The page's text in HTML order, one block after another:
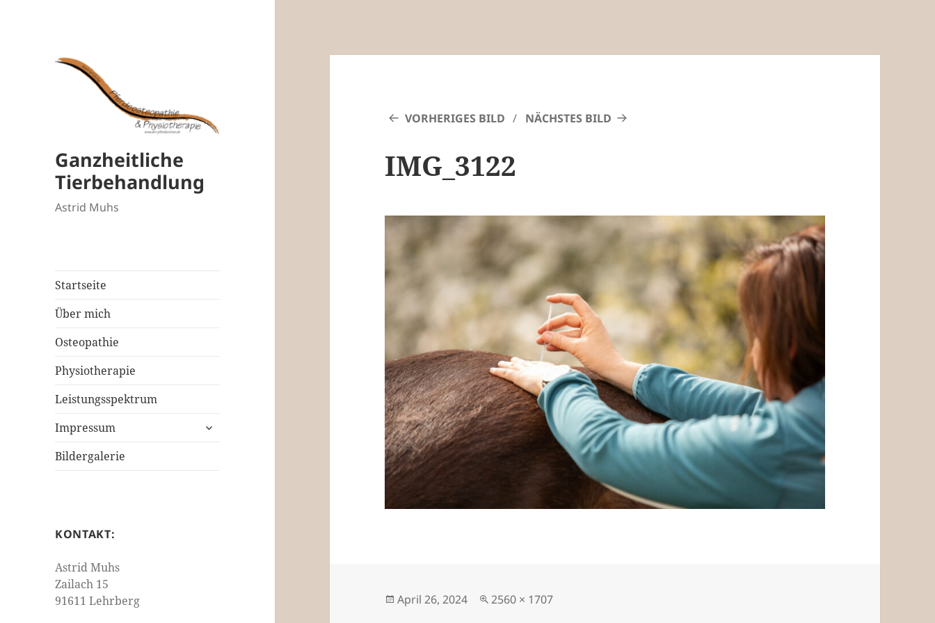
Ganzheitliche
Tierbehandlung
Astrid Muhs
Startseite
Über mich
Osteopathie
Physiotherapie
Leistungsspektrum
Impressum
untermenü
Bildergalerie
KONTAKT:
Astrid Muhs
Zailach 15
91611 Lehrberg
VORHERIGES BILD NÄCHSTES BILD
IMG_3122
Veröffentlicht
April 26, 2024 Originalgröße
2560 × 1707